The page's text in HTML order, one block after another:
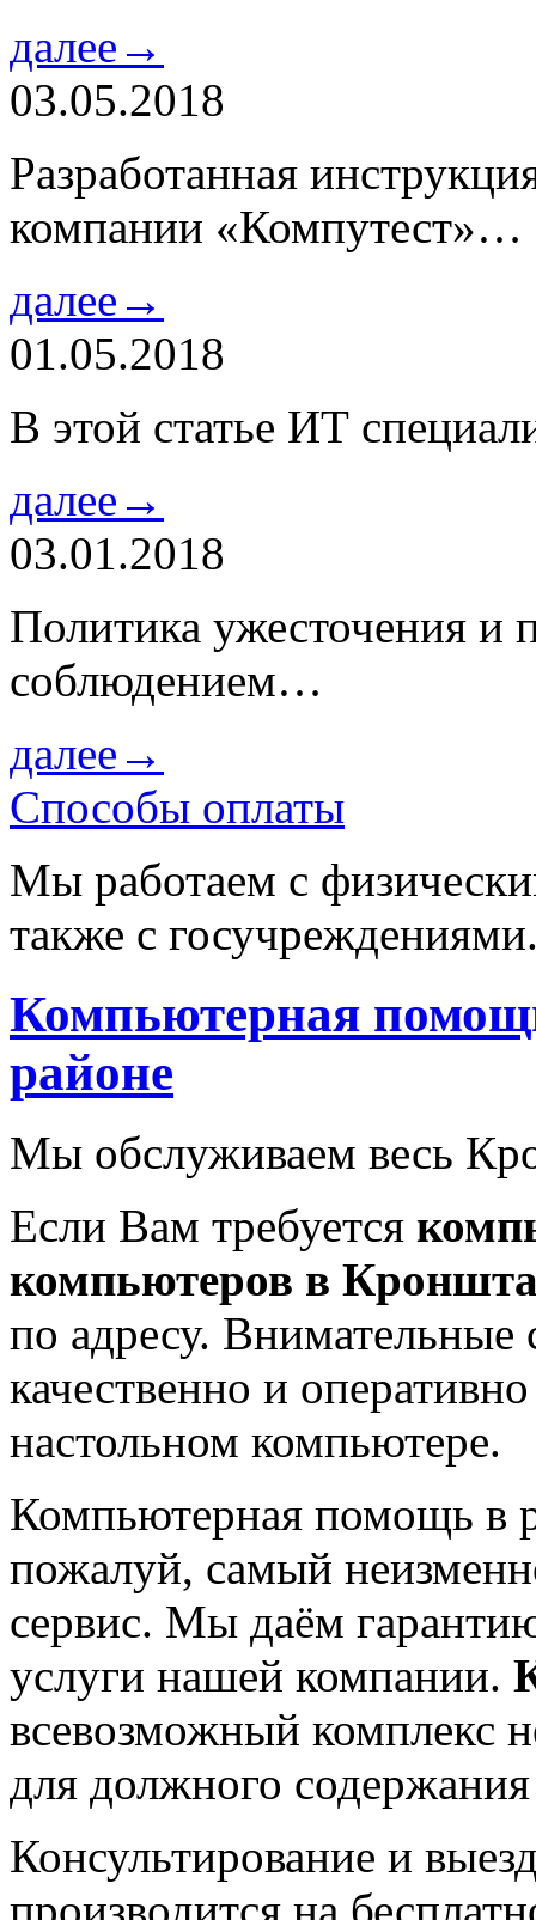
далее→
03.05.2018
Разработанная
компании «Компутест»…
далее→
01.05.2018
В этой статье ИТ
далее→
03.01.2018
Политика ужесточения и
соблюдением…
далее→
Способы оплаты
Мы работаем с
также с
Компьютерная
районе
Мы обслуживаем весь
Если Вам требуется
компьютеров в
по адресу. Внимательные
качественно и
настольном компьютере.
Компьютерная помощь в
пожалуй, самый
сервис. Мы даём
услуги нашей компании.
всевозможный комплекс
для должного
Консультирование и
производится на